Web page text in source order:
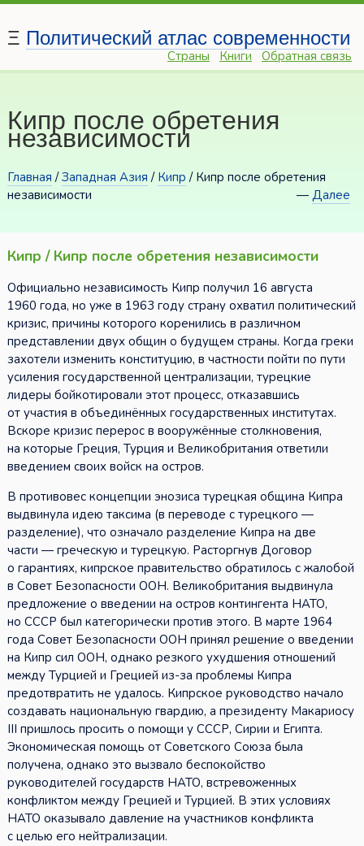
Ξ Политический атлас современности
Страны Книги Обратная связь
Кипр после обретения
независимости
Главная /Западная Азия / Кипр / Кипр после обретения
независимости
—Далее
Кипр / Кипр после обретения независимости
Официально независимость Кипр получил 16 августа
1960 года, но уже в 1963 году страну охватил политический
кризис, причины которого коренились в различном
представлении двух общин о будущем страны. Когда греки
захотели изменить конституцию, в частности пойти по пути
усиления государственной централизации, турецкие
лидеры бойкотировали этот процесс, отказавшись
от участия в объединённых государственных институтах.
Вскоре кризис перерос в вооружённые столкновения,
на которые Греция, Турция и Великобритания ответили
введением своих войск на остров.
В противовес концепции энозиса турецкая община Кипра
выдвинула идею таксима (в переводе с турецкого —
разделение), что означало разделение Кипра на две
части — греческую и турецкую. Расторгнув Договор
о гарантиях, кипрское правительство обратилось с жалобой
в Совет Безопасности ООН. Великобритания выдвинула
предложение о введении на остров контингента НАТО,
но СССР был категорически против этого. В марте 1964
года Совет Безопасности ООН принял решение о введении
на Кипр сил ООН, однако резкого ухудшения отношений
между Турцией и Грецией из-за проблемы Кипра
предотвратить не удалось. Кипрское руководство начало
создавать национальную гвардию, а президенту Макариосу
III пришлось просить о помощи у СССР, Сирии и Египта.
Экономическая помощь от Советского Союза была
получена, однако это вызвало беспокойство
руководителей государств НАТО, встревоженных
конфликтом между Грецией и Турцией. В этих условиях
НАТО оказывало давление на участников конфликта
с целью его нейтрализации.